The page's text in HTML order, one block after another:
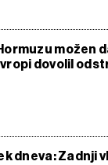
možen
dovolil
dneva: Zadnji